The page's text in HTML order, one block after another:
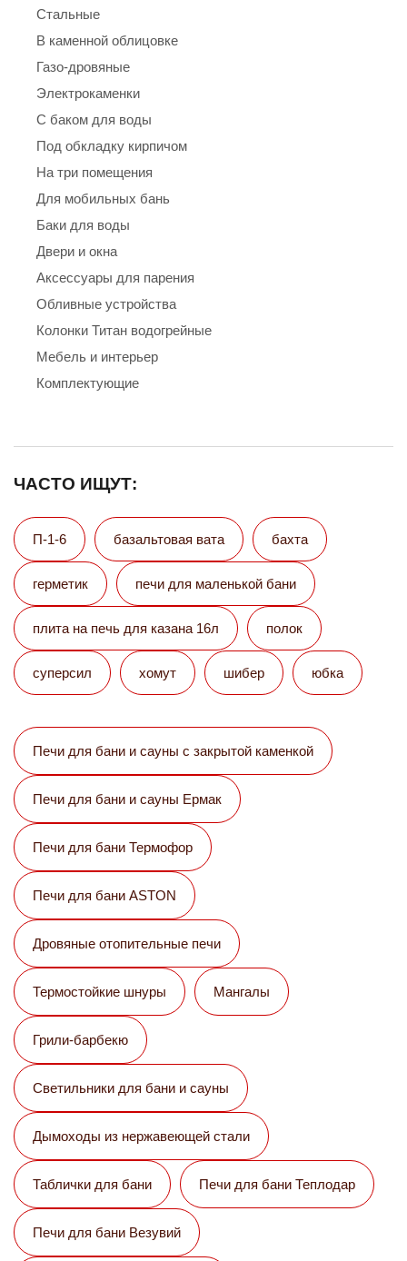
Стальные
В каменной облицовке
Газо-дровяные
Электрокаменки
С баком для воды
Под обкладку кирпичом
На три помещения
Для мобильных бань
Баки для воды
Двери и окна
Аксессуары для парения
Обливные устройства
Колонки Титан водогрейные
Мебель и интерьер
Комплектующие
ЧАСТО ИЩУТ:
П-1-6 базальтовая вата бахта
герметик печи для маленькой бани
плита на печь для казана 16л полок
суперсил хомут шибер юбка
Печи для бани и сауны с закрытой каменкой
Печи для бани и сауны Eрмак
Печи для бани Термофор
Печи для бани ASTON
Дровяные отопительные печи
Термостойкие шнуры Мангалы
Грили-барбекю
Светильники для бани и сауны
Дымоходы из нержавеющей стали
Таблички для бани Печи для бани Теплодар
Печи для бани Везувий